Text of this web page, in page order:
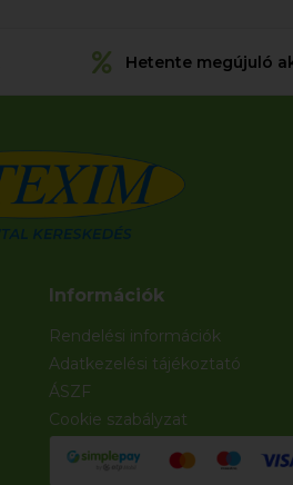
Hetente megújuló
Információk
Rendelési információk
Adatkezelési tájékoztató
ÁSZF
Cookie szabályzat